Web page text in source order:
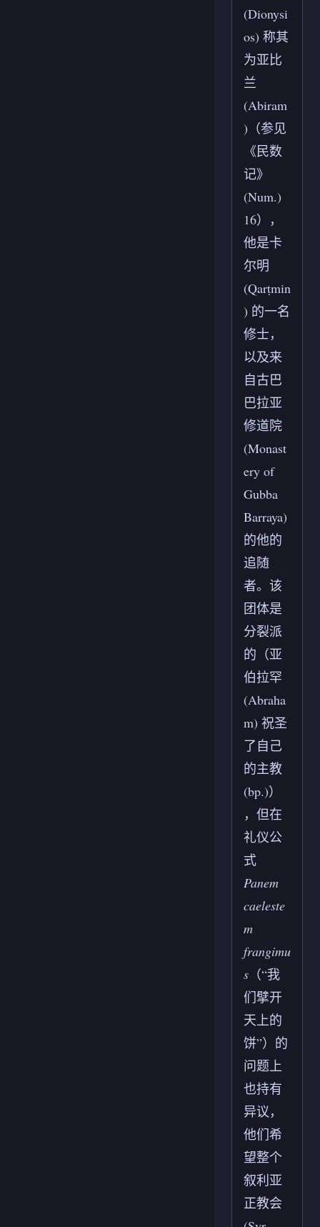
(Dionysi
os) 称其
为亚比
兰
(Abiram
)（参见
《民数
记》
(Num.)
16），
他是卡
尔明
(Qarṭmin
) 的一名
修士，
以及来
自古巴
巴拉亚
修道院
(Monast
ery of
Gubba
Barraya)
的他的
追随
者。该
团体是
分裂派
的（亚
伯拉罕
(Abraha
m) 祝圣
了自己
的主教
(bp.)）
，但在
礼仪公
式
Panem
caeleste
m
frangimu
s （“我
们擘开
天上的
饼”）的
问题上
也持有
异议，
他们希
望整个
叙利亚
正教会